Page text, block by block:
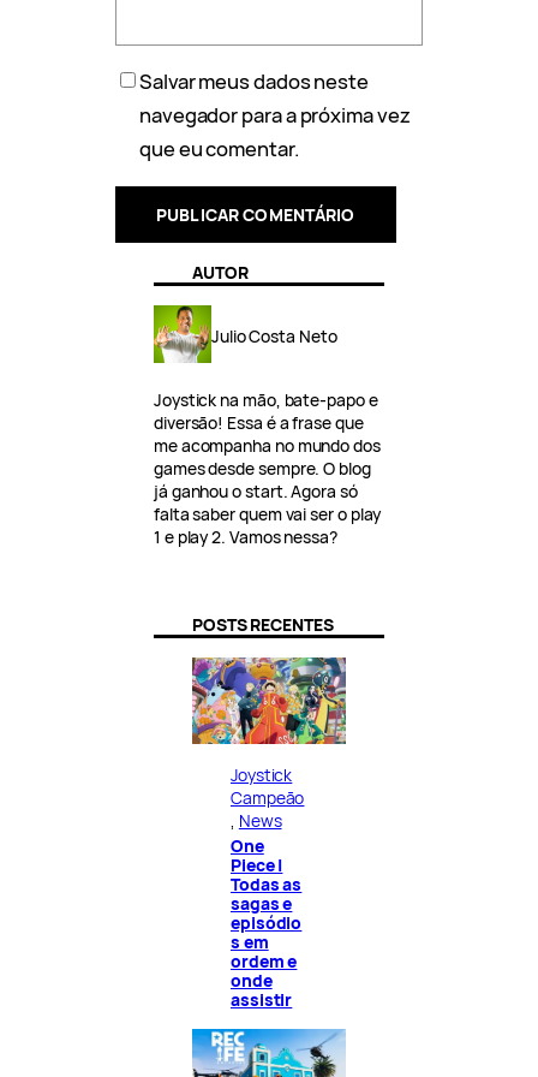
Salvar meus dados neste
navegador para a próxima vez
que eu comentar.
AUTOR
Julio Costa Neto
Joystick na mão, bate-papo e
diversão! Essa é a frase que
me acompanha no mundo dos
games desde sempre. O blog
já ganhou o start. Agora só
falta saber quem vai ser o play
1 e play 2. Vamos nessa?
POSTS RECENTES
Joystick
Campeão
News
One
Piece |
Todas as
sagas e
episódio
s em
ordem e
onde
assistir